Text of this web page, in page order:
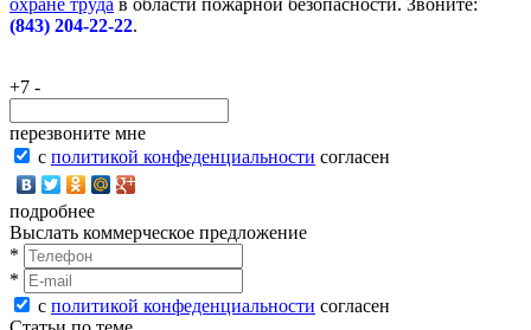
(843) 204-22-22.
+7 -
перезвоните мне
с политикой конфеденциальности согласен
подробнее
Выслать коммерческое предложение
*
*
с политикой конфеденциальности согласен